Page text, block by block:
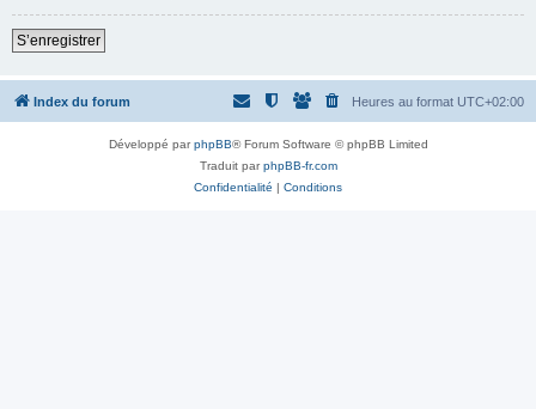
S’enregistrer
Index du forum Heures au format UTC+02:00
Développé parphpBB® Forum Software © phpBB Limited
Traduit parphpBB-fr.com
Confidentialité | Conditions